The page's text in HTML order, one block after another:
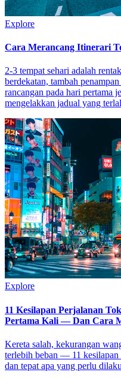
Explore
Cara Merancang Itinerari
2-3 tempat sehari adalah
berdekatan, tambah
rancangan pada hari pertama
mengelakkan jadual yang
Explore
11 Kesilapan Perjalanan
Pertama Kali — Dan Cara
Kereta salah, kekurangan
terlebih beban — 11 kesilapan
dan tepat apa yang perlu